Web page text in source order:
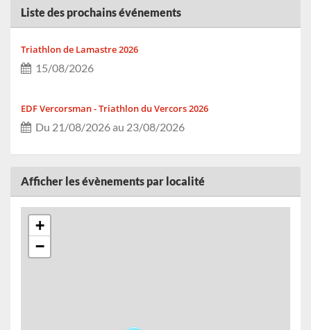
Liste des prochains événements
Triathlon de Lamastre 2026
15/08/2026
EDF Vercorsman - Triathlon du Vercors 2026
Du 21/08/2026 au 23/08/2026
Du 29/08/2026 au 30/08/2026
Full Moon Infiniry 2026
Du 29/08/2026 au 30/08/2026
Afficher les évènements par localité
+
−